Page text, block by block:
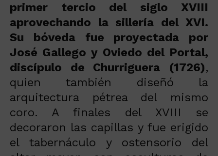
primer tercio del siglo XVIII
aprovechando la sillería del XVI.
Su bóveda fue proyectada por
José Gallego y Oviedo del Portal,
discípulo de Churriguera (1726),
quien también diseñó la
arquitectura pétrea del mismo
coro. A finales del XVIII se
decoraron las capillas y fue erigido
el tabernáculo y ostensorio del